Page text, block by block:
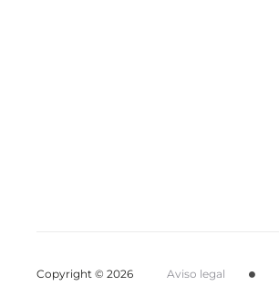
Copyright © 2026 Aviso legal